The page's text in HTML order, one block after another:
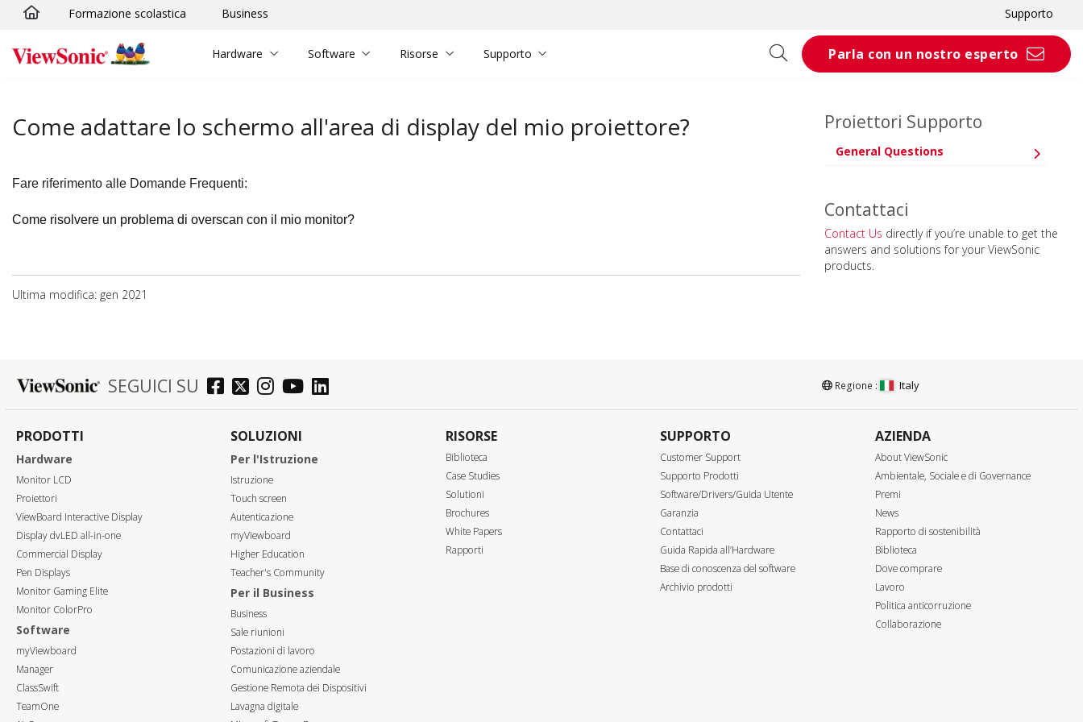
Skip to main content
Formazione scolastica Business Supporto
Hardware Software Risorse Supporto Parla con un nostro esperto
Come adattare lo schermo all'area di display del mio proiettore?
Fare riferimento alle Domande Frequenti:
Come risolvere un problema di overscan con il mio monitor?
Ultima modifica: gen 2021
Proiettori Supporto
General Questions
Contattaci
Contact Us directly if you’re unable to get the
answers and solutions for your ViewSonic
products.
SEGUICI SU Regione : Italy
PRODOTTI
Hardware
Monitor LCD
Proiettori
ViewBoard Interactive Display
Display dvLED all-in-one
Commercial Display
Pen Displays
Monitor Gaming Elite
Monitor ColorPro
Software
myViewboard
Manager
ClassSwift
TeamOne
SOLUZIONI
Per l'Istruzione
Istruzione
Touch screen
Autenticazione
myViewboard
Higher Education
Teacher's Community
Per il Business
Business
Sale riunioni
Postazioni di lavoro
Comunicazione aziendale
Gestione Remota dei Dispositivi
Lavagna digitale
RISORSE
Biblioteca
Case Studies
Solutioni
Brochures
White Papers
Rapporti
SUPPORTO
Customer Support
Supporto Prodotti
Software/Drivers/Guida Utente
Garanzia
Contattaci
Guida Rapida all’Hardware
Base di conoscenza del software
Archivio prodotti
AZIENDA
About ViewSonic
Ambientale, Sociale e di Governance
Premi
News
Rapporto di sostenibilità
Biblioteca
Dove comprare
Lavoro
Politica anticorruzione
Collaborazione